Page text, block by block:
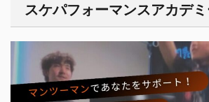
スケパフォーマンスアカデミ